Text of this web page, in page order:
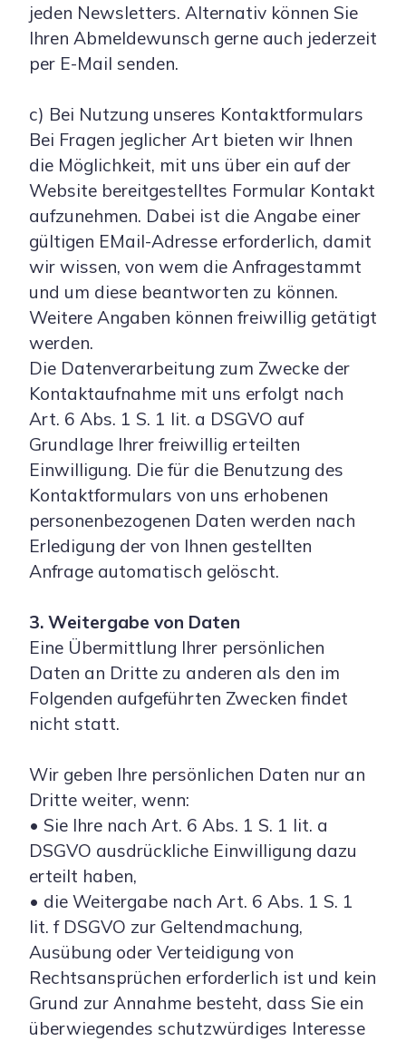
jeden Newsletters. Alternativ können Sie
Ihren Abmeldewunsch gerne auch jederzeit
per E-Mail senden.
c) Bei Nutzung unseres Kontaktformulars
Bei Fragen jeglicher Art bieten wir Ihnen
die Möglichkeit, mit uns über ein auf der
Website bereitgestelltes Formular Kontakt
aufzunehmen. Dabei ist die Angabe einer
gültigen EMail-Adresse erforderlich, damit
wir wissen, von wem die Anfragestammt
und um diese beantworten zu können.
Weitere Angaben können freiwillig getätigt
werden.
Die Datenverarbeitung zum Zwecke der
Kontaktaufnahme mit uns erfolgt nach
Art. 6 Abs. 1 S. 1 lit. a DSGVO auf
Grundlage Ihrer freiwillig erteilten
Einwilligung. Die für die Benutzung des
Kontaktformulars von uns erhobenen
personenbezogenen Daten werden nach
Erledigung der von Ihnen gestellten
Anfrage automatisch gelöscht.
3. Weitergabe von Daten
Eine Übermittlung Ihrer persönlichen
Daten an Dritte zu anderen als den im
Folgenden aufgeführten Zwecken findet
nicht statt.
Wir geben Ihre persönlichen Daten nur an
Dritte weiter, wenn:
• Sie Ihre nach Art. 6 Abs. 1 S. 1 lit. a
DSGVO ausdrückliche Einwilligung dazu
erteilt haben,
• die Weitergabe nach Art. 6 Abs. 1 S. 1
lit. f DSGVO zur Geltendmachung,
Ausübung oder Verteidigung von
Rechtsansprüchen erforderlich ist und kein
Grund zur Annahme besteht, dass Sie ein
überwiegendes schutzwürdiges Interesse